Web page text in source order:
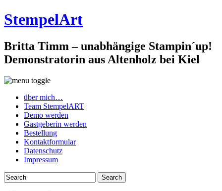
StempelArt
Britta Timm – unabhängige Stampin´up!
Demonstratorin aus Altenholz bei Kiel
über mich…
Team StempelART
Demo werden
Gastgeberin werden
Bestellung
Kontaktformular
Datenschutz
Impressum